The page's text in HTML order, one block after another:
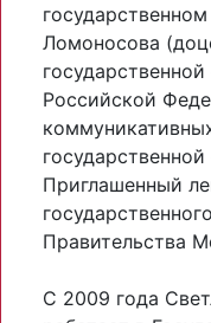
Ломоносова
Российской
Приглашенный
Правительства
С 2009 года